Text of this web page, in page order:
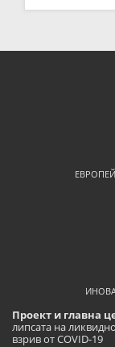
Проект и главна
липсата на
взрив от COVID-19